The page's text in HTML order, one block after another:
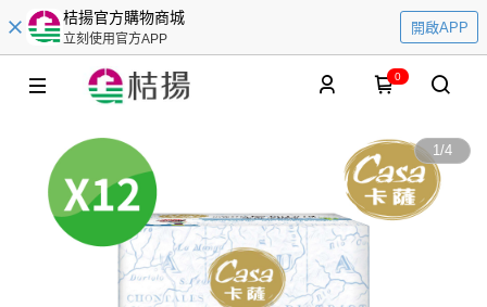
桔揚官方購物商城
立刻使用官方APP
開啟APP
0
1/4